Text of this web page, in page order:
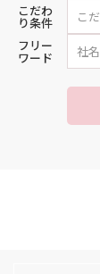
こだわ
り条件
フリー
ワード